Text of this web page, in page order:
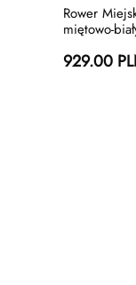
Rower
miętowo-
929.00